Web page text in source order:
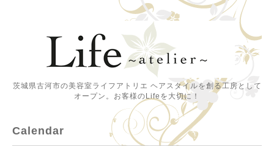
茨城県古河市の美容室ライフアトリエ ヘアスタイルを創る工房として
オープン。お客様のLifeを大切に！
Calendar